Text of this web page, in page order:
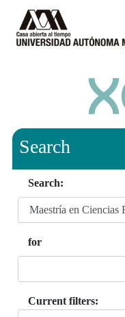
Search
Search:
for
Current filters: